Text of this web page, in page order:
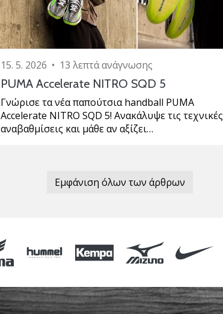
15. 5. 2026 • 13 λεπτά ανάγνωσης
PUMA Accelerate NITRO SQD 5
Γνώρισε τα νέα παπούτσια handball PUMA
Accelerate NITRO SQD 5! Ανακάλυψε τις τεχνικές
αναβαθμίσεις και μάθε αν αξίζει…
Εμφάνιση όλων των άρθρων